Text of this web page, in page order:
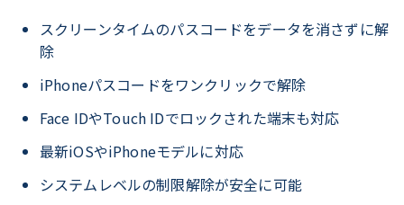
スクリーンタイムのパスコードをデータを消さずに解
除
iPhoneパスコードをワンクリックで解除
Face IDやTouch IDでロックされた端末も対応
最新iOSやiPhoneモデルに対応
システムレベルの制限解除が安全に可能